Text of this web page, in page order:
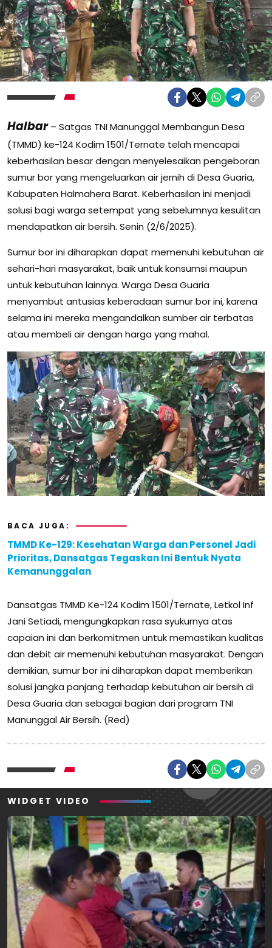
Halbar– Satgas TNI Manunggal Membangun Desa
(TMMD) ke-124 Kodim 1501/Ternate telah mencapai
keberhasilan besar dengan menyelesaikan pengeboran
sumur bor yang mengeluarkan air jernih di Desa Guaria,
Kabupaten Halmahera Barat. Keberhasilan ini menjadi
solusi bagi warga setempat yang sebelumnya kesulitan
mendapatkan air bersih. Senin (2/6/2025).
Sumur bor ini diharapkan dapat memenuhi kebutuhan air
sehari-hari masyarakat, baik untuk konsumsi maupun
untuk kebutuhan lainnya. Warga Desa Guaria
menyambut antusias keberadaan sumur bor ini, karena
selama ini mereka mengandalkan sumber air terbatas
atau membeli air dengan harga yang mahal.
BACA JUGA:
TMMD Ke-129: Kesehatan Warga dan Personel Jadi
Prioritas, Dansatgas Tegaskan Ini Bentuk Nyata
Kemanunggalan
Dansatgas TMMD Ke-124 Kodim 1501/Ternate, Letkol Inf
Jani Setiadi, mengungkapkan rasa syukurnya atas
capaian ini dan berkomitmen untuk memastikan kualitas
dan debit air memenuhi kebutuhan masyarakat. Dengan
demikian, sumur bor ini diharapkan dapat memberikan
solusi jangka panjang terhadap kebutuhan air bersih di
Desa Guaria dan sebagai bagian dari program TNI
Manunggal Air Bersih. (Red)
WIDGET VIDEO